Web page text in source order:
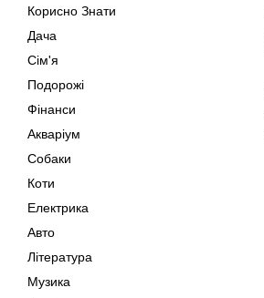
Корисно Знати
Дача
Сім'я
Подорожі
Фінанси
Акваріум
Собаки
Коти
Електрика
Авто
Література
Музика